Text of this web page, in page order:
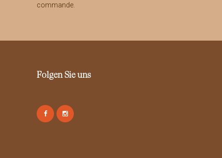
commande.
Folgen Sie uns